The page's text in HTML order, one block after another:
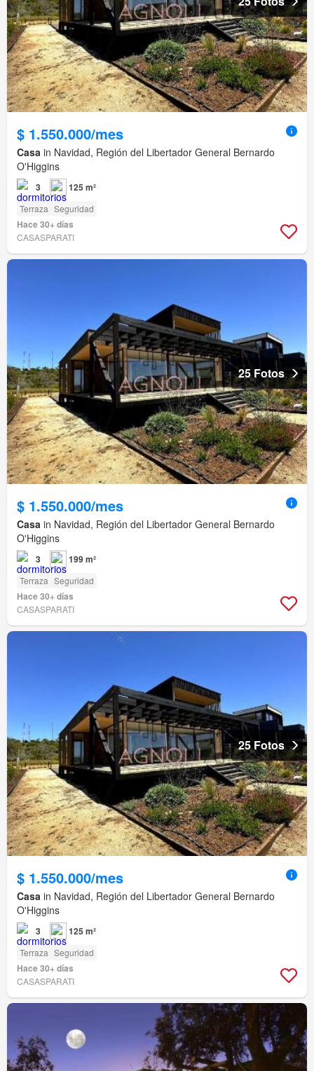
$ 1.550.000/mes
Casa in Navidad, Región del Libertador General Bernardo
O'Higgins
3 125 m²
Terraza Seguridad
Hace 30+ días
CASASPARATI
25 Fotos
$ 1.550.000/mes
Casa in Navidad, Región del Libertador General Bernardo
O'Higgins
3 199 m²
Terraza Seguridad
Hace 30+ días
CASASPARATI
25 Fotos
$ 1.550.000/mes
Casa in Navidad, Región del Libertador General Bernardo
O'Higgins
3 125 m²
Terraza Seguridad
Hace 30+ días
CASASPARATI